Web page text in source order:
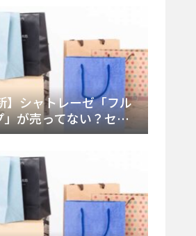
】シャトレーゼ「フル
が売ってない？セブ
理由と代替アイスを